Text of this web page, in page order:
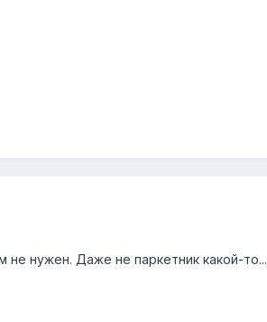
нужен. Даже не паркетник какой-то...